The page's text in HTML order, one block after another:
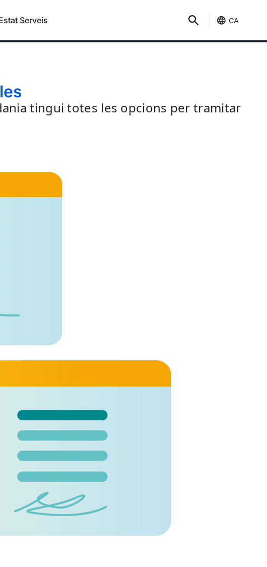
Serveis CA
tingui totes les opcions per tramitar